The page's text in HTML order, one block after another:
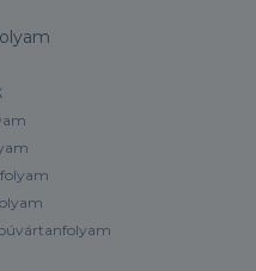
búvártanfolyam